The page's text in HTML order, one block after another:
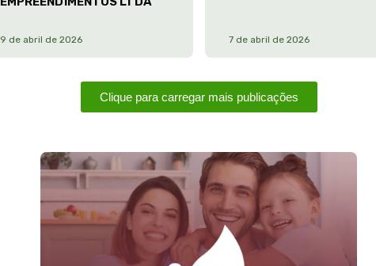
9 de abril de 2026 7 de abril de 2026
Clique para carregar mais publicações